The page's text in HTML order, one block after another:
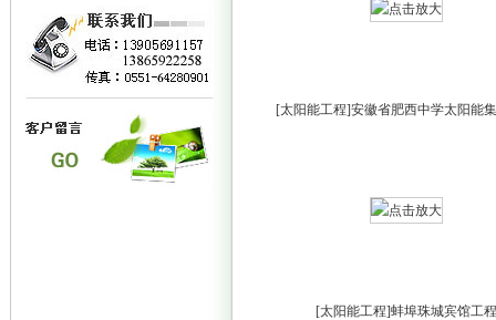
[太阳能工程]安徽省肥西中学太阳能
[太阳能工程]蚌埠珠城宾馆工程